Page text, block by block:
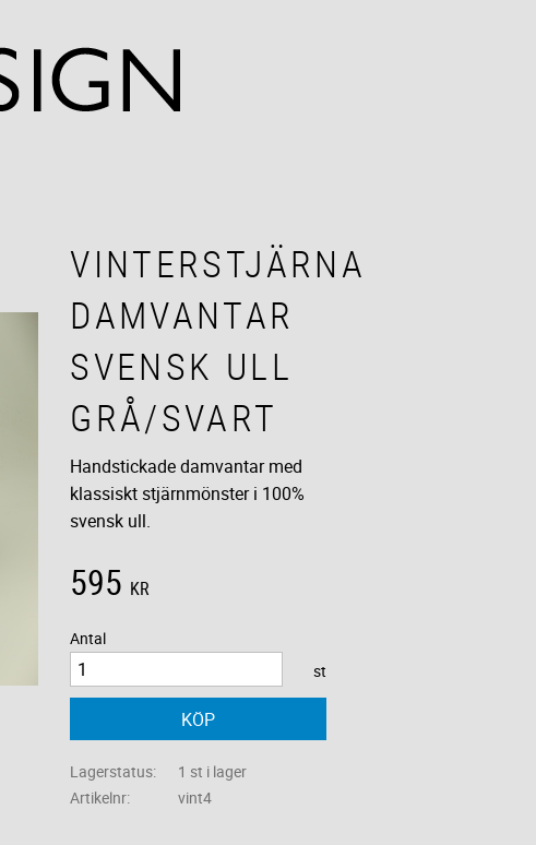
VINTERSTJÄRNA
DAMVANTAR
SVENSK ULL
GRÅ/SVART
Handstickade damvantar med
klassiskt stjärnmönster i 100%
svensk ull.
595 KR
Antal
st
KÖP
Lagerstatus
1 st i lager
Artikelnr
vint4